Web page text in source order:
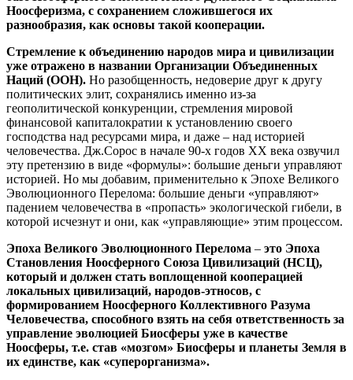
Ноосферизма, с сохранением сложившегося их
разнообразия, как основы такой кооперации.
Стремление к объединению народов мира и цивилизации
уже отражено в названии Организации Объединенных
Наций (ООН). Но разобщенность, недоверие друг к другу
политических элит, сохранялись именно из-за
геополитической конкуренции, стремления мировой
финансовой капиталократии к установлению своего
господства над ресурсами мира, и даже – над историей
человечества. Дж.Сорос в начале 90-х годов ХХ века озвучил
эту претензию в виде «формулы»: большие деньги управляют
историей. Но мы добавим, применительно к Эпохе Великого
Эволюционного Перелома: большие деньги «управляют»
падением человечества в «пропасть» экологической гибели, в
которой исчезнут и они, как «управляющие» этим процессом.
Эпоха Великого Эволюционного Перелома – это Эпоха
Становления Ноосферного Союза Цивилизаций (НСЦ),
который и должен стать воплощенной кооперацией
локальных цивилизаций, народов-этносов, с
формированием Ноосферного Коллективного Разума
Человечества, способного взять на себя ответственность за
управление эволюцией Биосферы уже в качестве
Ноосферы, т.е. став «мозгом» Биосферы и планеты Земля в
их единстве, как «суперорганизма».